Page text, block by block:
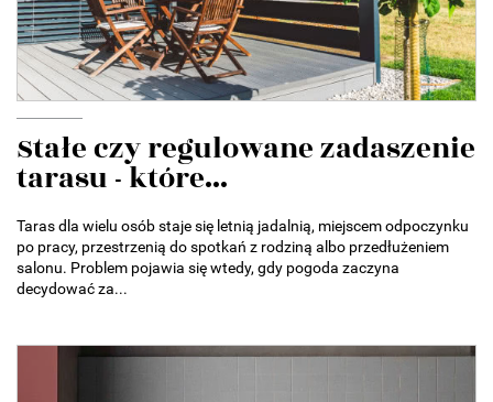
Stałe czy regulowane zadaszenie
tarasu - które...
Taras dla wielu osób staje się letnią jadalnią, miejscem odpoczynku
po pracy, przestrzenią do spotkań z rodziną albo przedłużeniem
salonu. Problem pojawia się wtedy, gdy pogoda zaczyna
decydować za...